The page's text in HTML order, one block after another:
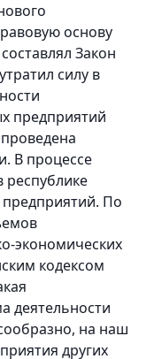
основу
Закон
силу в
предприятий
В процессе
республике
предприятий. По
экономических
кодексом
деятельности
на наш
других